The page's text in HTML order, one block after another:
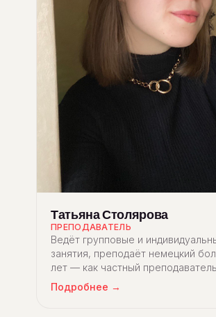
Татьяна Столярова
ПРЕПОДАВАТЕЛЬ
Ведёт групповые и
занятия, преподаёт немецкий
лет — как частный
школе Netz.
Подробнее →